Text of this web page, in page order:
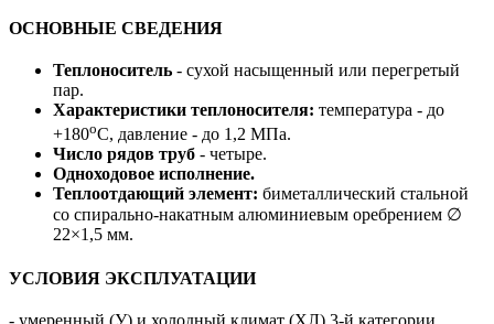
ОСНОВНЫЕ СВЕДЕНИЯ
Теплоноситель - сухой насыщенный или перегретый
пар.
Характеристики теплоносителя: температура - до
+180оС, давление - до 1,2 МПа.
Число рядов труб - четыре.
Одноходовое исполнение.
Теплоотдающий элемент: биметаллический стальной
со спирально-накатным алюминиевым оребрением ∅
22×1,5 мм.
УСЛОВИЯ ЭКСПЛУАТАЦИИ
- умеренный (У) и холодный климат (ХЛ) 3-й категории